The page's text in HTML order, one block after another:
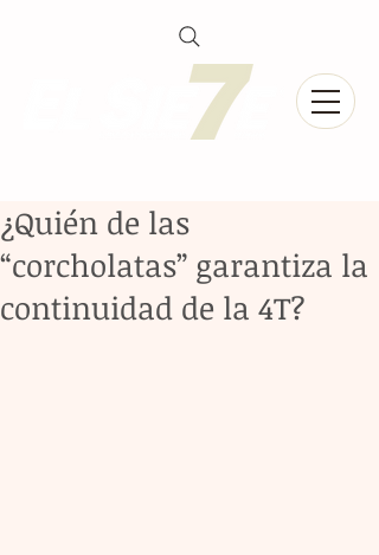
¿Quién de las
“corcholatas” garantiza la
continuidad de la 4T?